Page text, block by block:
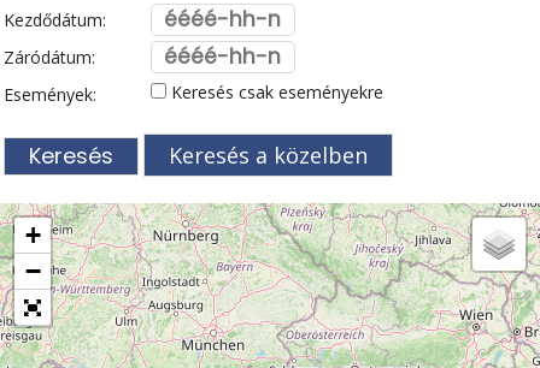
Gerlitzen Gleccser
Gyógyhelyek Hallstatt
Hegy és csúcs Hegyi gyerekvilág
Innsbruck Kalandpark Karintia
Kelet-Tirol Kerékpár Kilátó
Korcsolyapálya Közlekedés Legek Linz
Magyar kapcsolat Mountaincart Műemlék
Mura Murau Múzeum Nassfeld
Óriásroller és mountaincart Osztrák ételek
Kezdődátum:
Záródátum:
Események:
Keresés csak eseményekre
Keresés a közelben
+
−